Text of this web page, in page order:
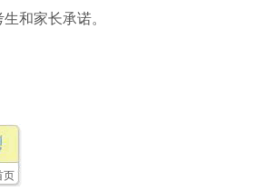
和家长承诺。
页